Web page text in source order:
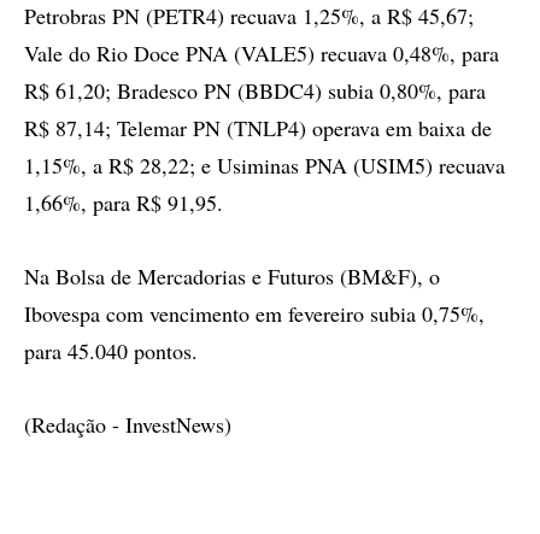
Petrobras PN (PETR4) recuava 1,25%, a R$ 45,67;
Vale do Rio Doce PNA (VALE5) recuava 0,48%, para
R$ 61,20; Bradesco PN (BBDC4) subia 0,80%, para
R$ 87,14; Telemar PN (TNLP4) operava em baixa de
1,15%, a R$ 28,22; e Usiminas PNA (USIM5) recuava
1,66%, para R$ 91,95.
Na Bolsa de Mercadorias e Futuros (BM&F), o
Ibovespa com vencimento em fevereiro subia 0,75%,
para 45.040 pontos.
(Redação - InvestNews)